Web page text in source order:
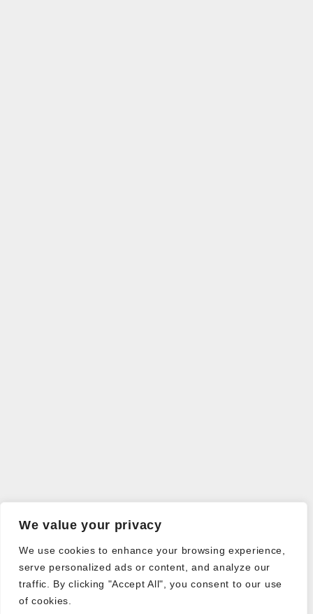
We value your privacy
We use cookies to enhance your browsing experience,
serve personalized ads or content, and analyze our
traffic. By clicking "Accept All", you consent to our use
of cookies.